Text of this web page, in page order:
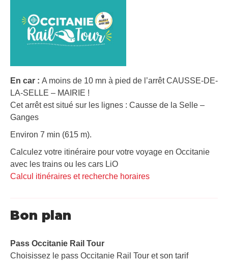
En car : A moins de 10 mn à pied de l’arrêt CAUSSE-DE-
LA-SELLE – MAIRIE !
Cet arrêt est situé sur les lignes : Causse de la Selle –
Ganges
Environ 7 min (615 m).
Calculez votre itinéraire pour votre voyage en Occitanie
avec les trains ou les cars LiO
Calcul itinéraires et recherche horaires
Bon plan
Pass Occitanie Rail Tour​
Choisissez le pass Occitanie Rail Tour et son tarif